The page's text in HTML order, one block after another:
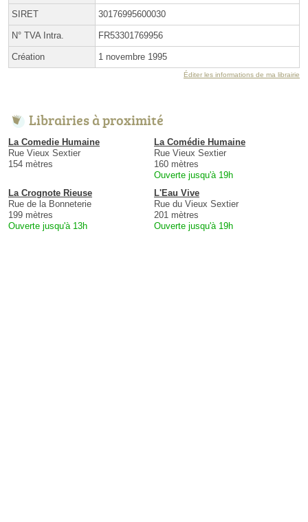
SIRET 30176995600030
N° TVA Intra. FR53301769956
Création 1 novembre 1995
Éditer les informations de ma librairie
Librairies à proximité
La Comedie Humaine
Rue Vieux Sextier
154 mètres
La Comédie Humaine
Rue Vieux Sextier
160 mètres
Ouverte jusqu'à 19h
La Crognote Rieuse
Rue de la Bonneterie
199 mètres
Ouverte jusqu'à 13h
L'Eau Vive
Rue du Vieux Sextier
201 mètres
Ouverte jusqu'à 19h